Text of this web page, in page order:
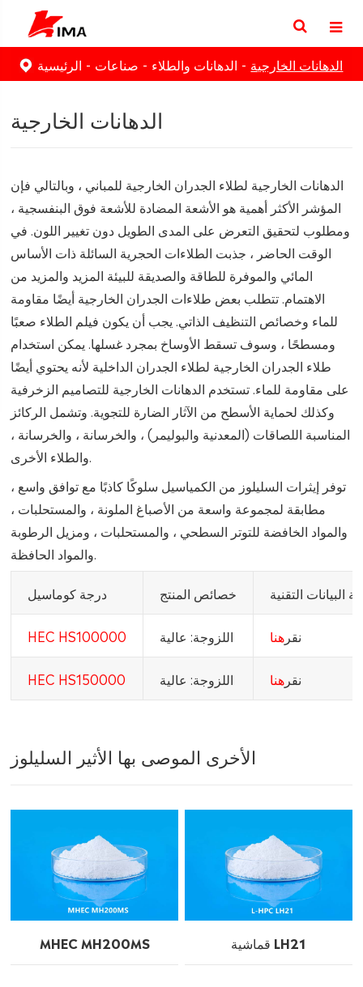
الرئيسية صناعات الدهانات والطلاء الدهانات الخارجية
الدهانات الخارجية
الدهانات الخارجية لطلاء الجدران الخارجية للمباني ، وبالتالي فإن
المؤشر الأكثر أهمية هو الأشعة المضادة للأشعة فوق البنفسجية ،
ومطلوب لتحقيق التعرض على المدى الطويل دون تغيير اللون. في
الوقت الحاضر ، جذبت الطلاءات الحجرية السائلة ذات الأساس
المائي والموفرة للطاقة والصديقة للبيئة المزيد والمزيد من
الاهتمام. تتطلب بعض طلاءات الجدران الخارجية أيضًا مقاومة
للماء وخصائص التنظيف الذاتي. يجب أن يكون فيلم الطلاء صعبًا
ومسطحًا ، وسوف تسقط الأوساخ بمجرد غسلها. يمكن استخدام
طلاء الجدران الخارجية لطلاء الجدران الداخلية لأنه يحتوي أيضًا
على مقاومة للماء. تستخدم الدهانات الخارجية للتصاميم الزخرفية
وكذلك لحماية الأسطح من الآثار الضارة للتجوية. وتشمل الركائز
المناسبة اللصاقات (المعدنية والبوليمر) ، والخرسانة ، والخرسانة ،
والطلاء الأخرى.
توفر إيثرات السليلوز من الكمياسيل سلوكًا كاذبًا مع توافق واسع ،
مطابقة لمجموعة واسعة من الأصباغ الملونة ، والمستحلبات ،
والمواد الخافضة للتوتر السطحي ، والمستحلبات ، ومزيل الرطوبة
والمواد الحافظة.
درجة كوماسيل خصائص المنتج البيانات التقنية
HEC HS100000 اللزوجة: عالية نقر هنا
HEC HS150000 اللزوجة: عالية نقر هنا
الأخرى الموصى بها الأثير السليلوز
MHEC MH200MS قماشية LH21